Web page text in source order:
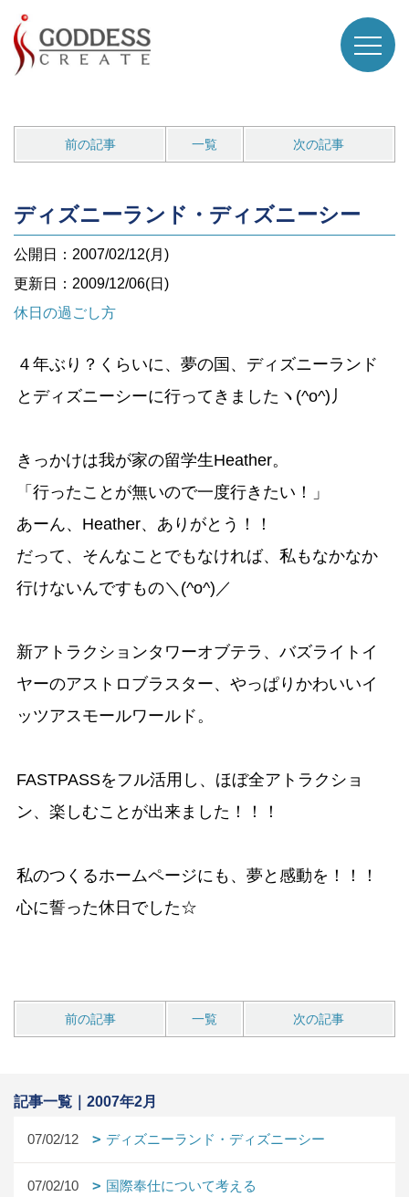
前の記事 一覧 次の記事
ディズニーランド・ディズニーシー
公開日：2007/02/12(月)
更新日：2009/12/06(日)
休日の過ごし方
４年ぶり？くらいに、夢の国、ディズニーランド
とディズニーシーに行ってきましたヽ(^o^)丿
きっかけは我が家の留学生Heather。
「行ったことが無いので一度行きたい！」
あーん、Heather、ありがとう！！
だって、そんなことでもなければ、私もなかなか
行けないんですもの＼(^o^)／
新アトラクションタワーオブテラ、バズライトイ
ヤーのアストロブラスター、やっぱりかわいいイ
ッツアスモールワールド。
FASTPASSをフル活用し、ほぼ全アトラクショ
ン、楽しむことが出来ました！！！
私のつくるホームページにも、夢と感動を！！！
心に誓った休日でした☆
前の記事 一覧 次の記事
記事一覧｜2007年2月
07/02/12 ディズニーランド・ディズニーシー
07/02/10 国際奉仕について考える